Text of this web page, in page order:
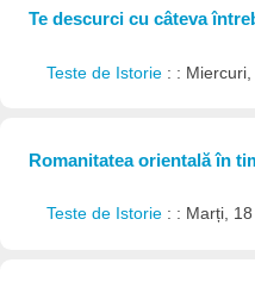
Te descurci cu câteva
Teste de Istorie : :
Romanitatea orientală în
Teste de Istorie : : Marți,